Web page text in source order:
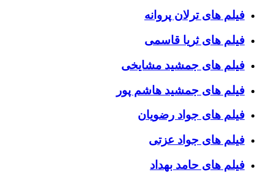
فیلم های ترلان پروانه
فیلم های ثریا قاسمی
فیلم های جمشید مشایخی
فیلم های جمشید هاشم پور
فیلم های جواد رضویان
فیلم های جواد عزتی
فیلم های حامد بهداد